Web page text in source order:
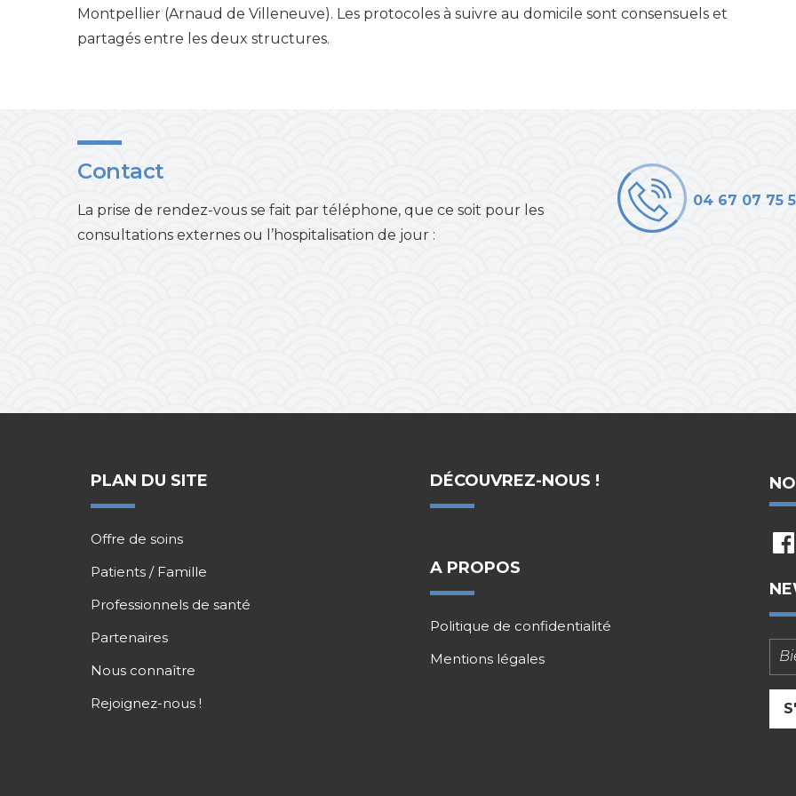
Montpellier (Arnaud de Villeneuve). Les protocoles à suivre au domicile sont consensuels et
partagés entre les deux structures.
Contact
La prise de rendez-vous se fait par téléphone, que ce soit pour les
consultations externes ou l’hospitalisation de jour :
04 67 07 75
PLAN DU SITE
Offre de soins
Patients / Famille
Professionnels de santé
Partenaires
Nous connaître
Rejoignez-nous !
DÉCOUVREZ-NOUS !
A PROPOS
Politique de confidentialité
Mentions légales
fb